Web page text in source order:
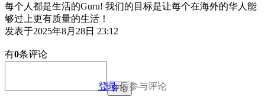
每个人都是生活的Guru! 我们的目标是让每个在海外的华人能
够过上更有质量的生活！
发表于2025年8月28日 23:12
有0条评论
登录后参与评论
评论